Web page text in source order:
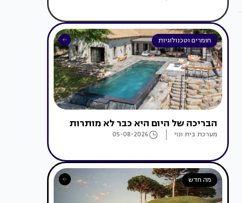
חומרים וטכנולוגיות
הבריכה של היום היא כבר לא מותרות
מערכת בית ונוי 05-08-2026
מה חדש